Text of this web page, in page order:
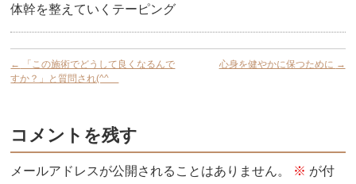
体幹を整えていくテーピング
←
「この施術でどうして良くなるんで
すか？」と質問され(^^ゞ
心身を健やかに保つために →
コメントを残す
メールアドレスが公開されることはありません。 ※ が付